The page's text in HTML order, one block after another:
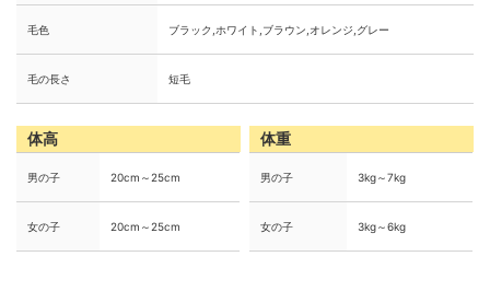
毛色 ブラック,ホワイト,ブラウン,オレンジ,グレー
毛の長さ 短毛
体高
男の子 20cm～25cm
女の子 20cm～25cm
体重
男の子 3kg～7kg
女の子 3kg～6kg